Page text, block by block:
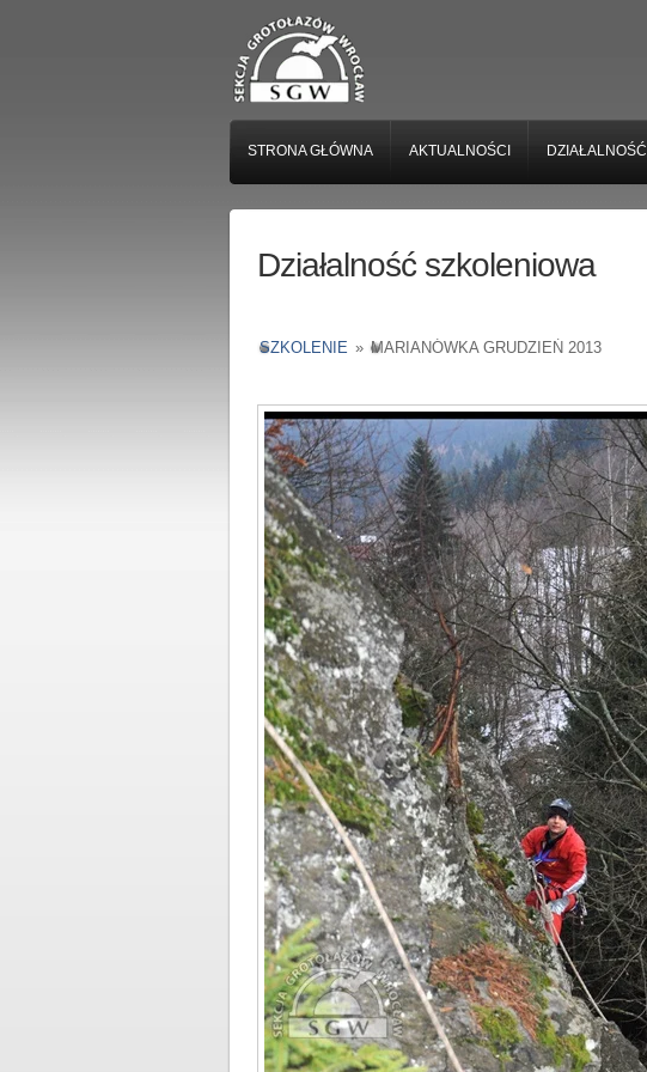
STRONA GŁÓWNA AKTUALNOŚCI DZIAŁALNOŚĆ
Działalność szkoleniowa
SZKOLENIE » MARIANÓWKA GRUDZIEŃ 2013